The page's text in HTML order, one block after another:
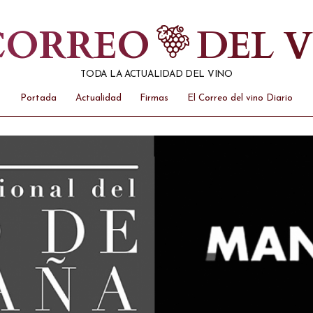
DEL
TODA LA ACTUALIDAD DEL VINO
Portada Actualidad Firmas El Correo del vino Diario